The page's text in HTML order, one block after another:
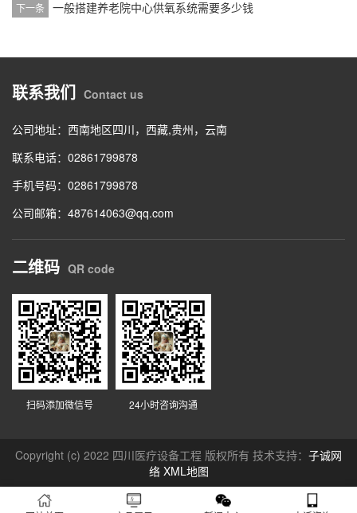
下一条 一般搭建养老院中心供氧系统需要多少钱
联系我们 Contact us
公司地址：西南地区四川，西藏,贵州，云南
联系电话：02861799878
手机号码：02861799878
公司邮箱：487614063@qq.com
二维码 QR code
扫码添加微信号 24小时咨询沟通
Copyright (c) 2022 四川医疗设备工程 版权所有 技术支持： 子诚网
络 XML地图